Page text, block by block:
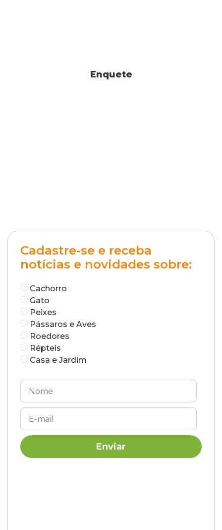
Enquete
Cadastre-se e receba
notícias e novidades sobre:
Cachorro
Gato
Peixes
Pássaros e Aves
Roedores
Répteis
Casa e Jardim